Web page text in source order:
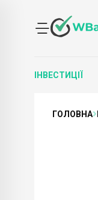
ІНВЕСТИЦІЇ
ГОЛОВНА